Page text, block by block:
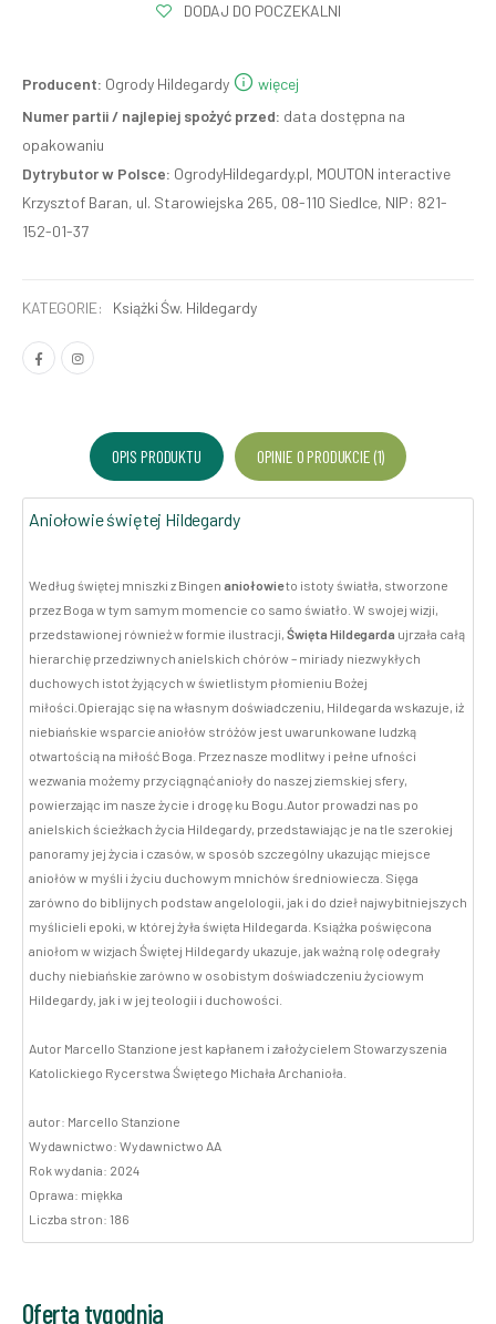
DODAJ DO POCZEKALNI
Producent: Ogrody Hildegardy
więcej
Numer partii / najlepiej spożyć przed: data dostępna na
opakowaniu
Dytrybutor w Polsce: OgrodyHildegardy.pl, MOUTON interactive
Krzysztof Baran, ul. Starowiejska 265, 08-110 Siedlce, NIP: 821-
152-01-37
KATEGORIE: Książki Św. Hildegardy
OPIS PRODUKTU OPINIE O PRODUKCIE (1)
Aniołowie świętej Hildegardy
Według świętej mniszki z Bingen aniołowieto istoty światła, stworzone
przez Boga w tym samym momencie co samo światło. W swojej wizji,
przedstawionej również w formie ilustracji, Święta Hildegarda ujrzała całą
hierarchię przedziwnych anielskich chórów – miriady niezwykłych
duchowych istot żyjących w świetlistym płomieniu Bożej
miłości.Opierając się na własnym doświadczeniu, Hildegarda wskazuje, iż
niebiańskie wsparcie aniołów stróżów jest uwarunkowane ludzką
otwartością na miłość Boga. Przez nasze modlitwy i pełne ufności
wezwania możemy przyciągnąć anioły do naszej ziemskiej sfery,
powierzając im nasze życie i drogę ku Bogu.Autor prowadzi nas po
anielskich ścieżkach życia Hildegardy, przedstawiając je na tle szerokiej
panoramy jej życia i czasów, w sposób szczególny ukazując miejsce
aniołów w myśli i życiu duchowym mnichów średniowiecza. Sięga
zarówno do biblijnych podstaw angelologii, jak i do dzieł najwybitniejszych
myślicieli epoki, w której żyła święta Hildegarda. Książka poświęcona
aniołom w wizjach Świętej Hildegardy ukazuje, jak ważną rolę odegrały
duchy niebiańskie zarówno w osobistym doświadczeniu życiowym
Hildegardy, jak i w jej teologii i duchowości.
Autor Marcello Stanzione jest kapłanem i założycielem Stowarzyszenia
Katolickiego Rycerstwa Świętego Michała Archanioła.
autor: Marcello Stanzione
Wydawnictwo: Wydawnictwo AA
Rok wydania: 2024
Oprawa: miękka
Liczba stron: 186
Oferta tygodnia